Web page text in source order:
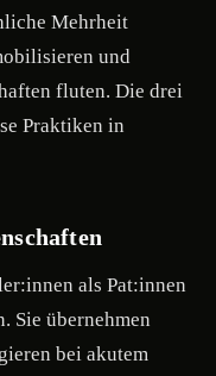
Mehrheit
und
fluten. Die drei
Praktiken in
als Pat:innen
Sie übernehmen
bei akutem